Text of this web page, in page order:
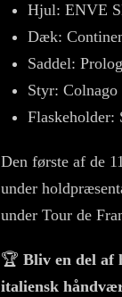
Hjul: ENVE
Dæk:
Saddel:
Styr:
Flaskeholder:
Den første af de
under
under Tour de
🏆 Bliv en del af
italiensk